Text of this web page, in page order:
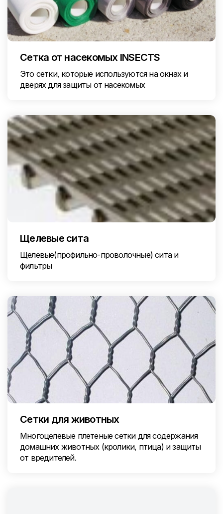
Сетка от насекомых INSECTS
Это сетки, которые используются на окнах и
дверях для защиты от насекомых
Щелевые сита
Щелевые(профильно-проволочные) сита и
фильтры
Сетки для животных
Многоцелевые плетеные сетки для содержания
домашних животных (кролики, птица) и защиты
от вредителей.